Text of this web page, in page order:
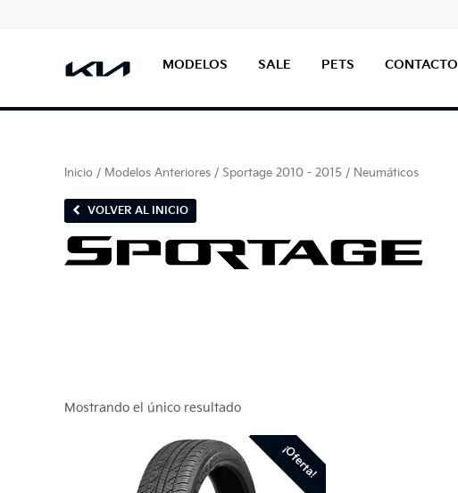
MODELOS SALE PETS CONTACTO
Inicio / Modelos Anteriores / Sportage 2010 - 2015 / Neumáticos
VOLVER AL INICIO
Mostrando el único resultado
¡Oferta!